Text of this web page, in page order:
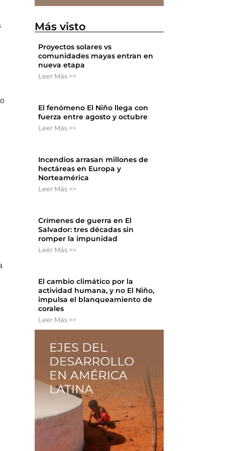
Más visto
Proyectos solares vs
comunidades mayas entran en
nueva etapa
Leer Más >>
El fenómeno El Niño llega con
fuerza entre agosto y octubre
Leer Más >>
Incendios arrasan millones de
hectáreas en Europa y
Norteamérica
Leer Más >>
Crímenes de guerra en El
Salvador: tres décadas sin
romper la impunidad
Leer Más >>
El cambio climático por la
actividad humana, y no El Niño,
impulsa el blanqueamiento de
corales
Leer Más >>